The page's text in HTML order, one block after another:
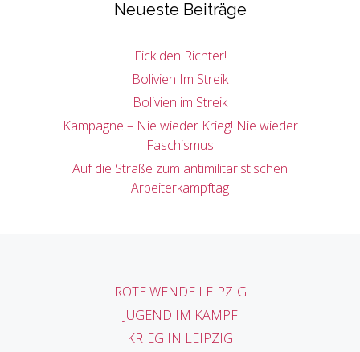
Neueste Beiträge
Fick den Richter!
Bolivien Im Streik
Bolivien im Streik
Kampagne – Nie wieder Krieg! Nie wieder
Faschismus
Auf die Straße zum antimilitaristischen
Arbeiterkampftag
ROTE WENDE LEIPZIG
JUGEND IM KAMPF
KRIEG IN LEIPZIG